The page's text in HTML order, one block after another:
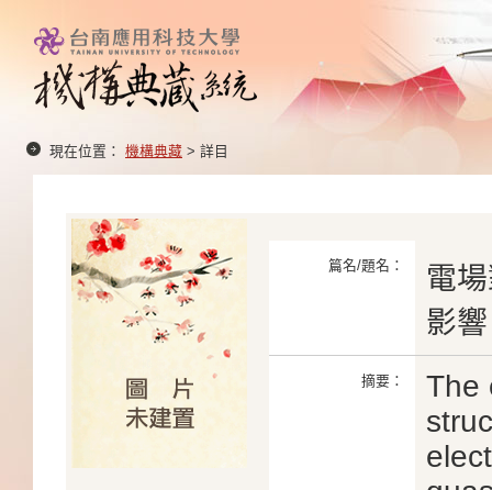
現在位置： 機構典藏 > 詳目
篇名/題名：
電
影響
摘要：
The